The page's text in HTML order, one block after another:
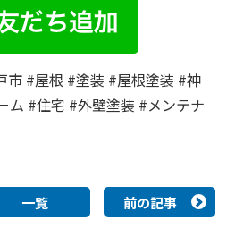
市 #屋根 #塗装 #屋根塗装 #神
ム #住宅 #外壁塗装 #メンテナ
一覧 前の記事